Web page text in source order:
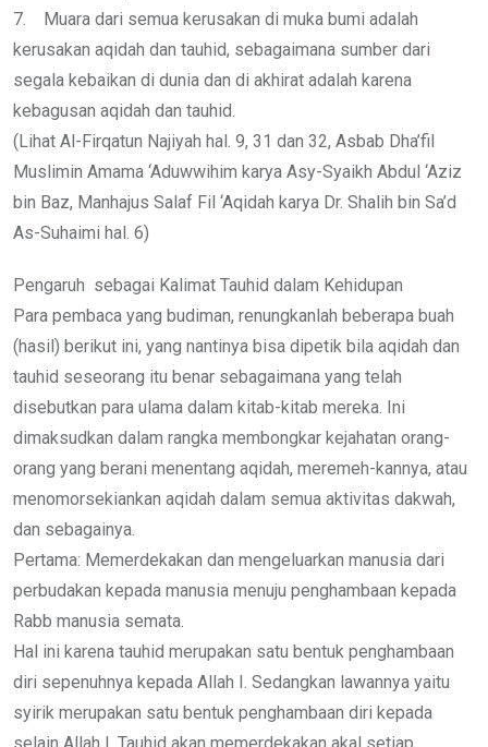
7. Muara dari semua kerusakan di muka bumi adalah
kerusakan aqidah dan tauhid, sebagaimana sumber dari
segala kebaikan di dunia dan di akhirat adalah karena
kebagusan aqidah dan tauhid.
(Lihat Al-Firqatun Najiyah hal. 9, 31 dan 32, Asbab Dha’fil
Muslimin Amama ‘Aduwwihim karya Asy-Syaikh Abdul ‘Aziz
bin Baz, Manhajus Salaf Fil ‘Aqidah karya Dr. Shalih bin Sa’d
As-Suhaimi hal. 6)
Pengaruh sebagai Kalimat Tauhid dalam Kehidupan
Para pembaca yang budiman, renungkanlah beberapa buah
(hasil) berikut ini, yang nantinya bisa dipetik bila aqidah dan
tauhid seseorang itu benar sebagaimana yang telah
disebutkan para ulama dalam kitab-kitab mereka. Ini
dimaksudkan dalam rangka membongkar kejahatan orang-
orang yang berani menentang aqidah, meremeh-kannya, atau
menomorsekiankan aqidah dalam semua aktivitas dakwah,
dan sebagainya.
Pertama: Memerdekakan dan mengeluarkan manusia dari
perbudakan kepada manusia menuju penghambaan kepada
Rabb manusia semata.
Hal ini karena tauhid merupakan satu bentuk penghambaan
diri sepenuhnya kepada Allah I. Sedangkan lawannya yaitu
syirik merupakan satu bentuk penghambaan diri kepada
selain Allah I. Tauhid akan memerdekakan akal setiap